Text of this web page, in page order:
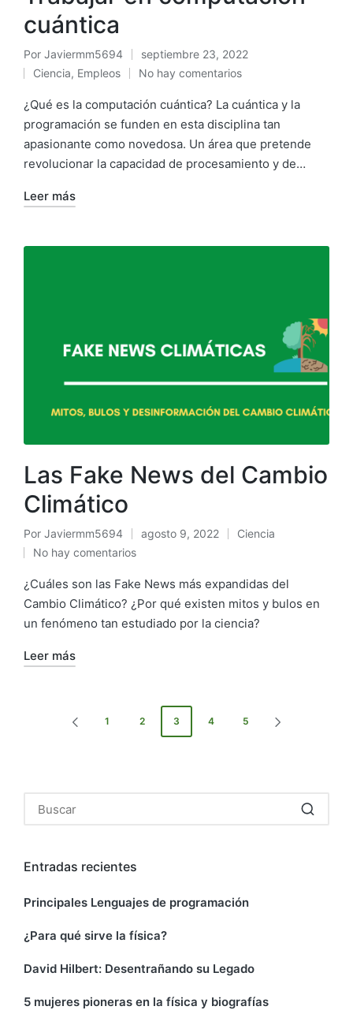
cuántica
Por Javiermm5694
septiembre 23, 2022
Ciencia, Empleos No hay comentarios
¿Qué es la computación cuántica? La cuántica y la
programación se funden en esta disciplina tan
apasionante como novedosa. Un área que pretende
revolucionar la capacidad de procesamiento y de…
Leer más
Las Fake News del Cambio
Climático
Por Javiermm5694 agosto 9, 2022
Ciencia
No hay comentarios
¿Cuáles son las Fake News más expandidas del
Cambio Climático? ¿Por qué existen mitos y bulos en
un fenómeno tan estudiado por la ciencia?
Leer más
1 2 3 4 5
Entradas recientes
Principales Lenguajes de programación
¿Para qué sirve la física?
David Hilbert: Desentrañando su Legado
5 mujeres pioneras en la física y biografías